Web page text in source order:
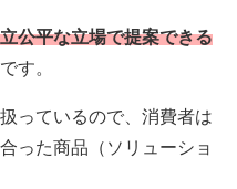
公平な立場で提案できる
す。
っているので、消費者は
った商品（ソリューショ